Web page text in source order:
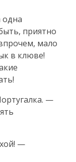
одна
приятно
мало
в клюве!
—
—